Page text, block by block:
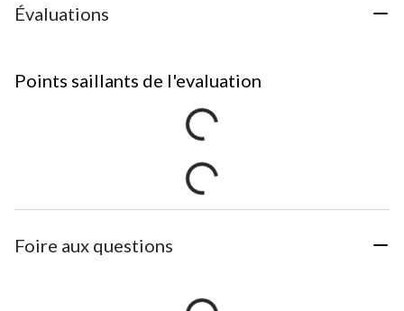
Évaluations
Points saillants de l'evaluation
Foire aux questions